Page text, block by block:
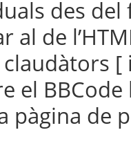
des
al de
[
el
pàgina de